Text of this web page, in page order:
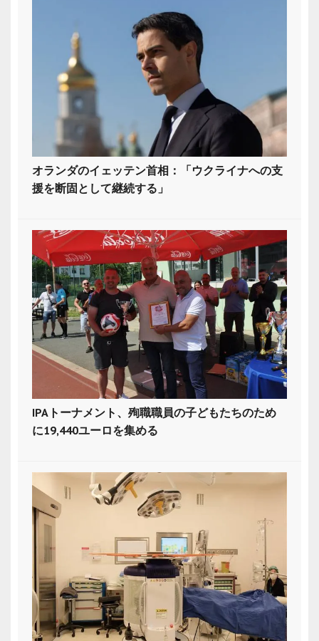
オランダのイェッテン首相：「ウクライナへの支
援を断固として継続する」
IPAトーナメント、殉職職員の子どもたちのため
に19,440ユーロを集める